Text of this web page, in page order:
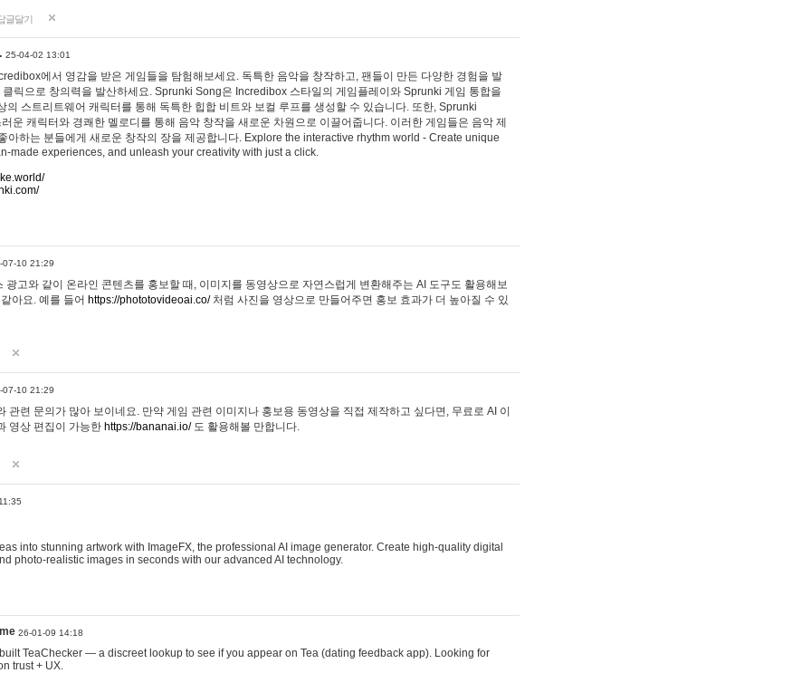
글달기
25-04-02 13:01
에서 영감을 받은 게임들을 탐험해보세요. 독특한 음악을 창작하고, 팬들이 만든 다양한 경험을 발
클릭으로 창의력을 발산하세요. Sprunki Song은 Incredibox 스타일의 게임플레이와 Sprunki 게임 통합을
의 스트리트웨어 캐릭터를 통해 독특한 힙합 비트와 보컬 루프를 생성할 수 있습니다. 또한, Sprunki
운 캐릭터와 경쾌한 멜로디를 통해 음악 창작을 새로운 차원으로 이끌어줍니다. 이러한 게임들은 음악 제
아하는 분들에게 새로운 창작의 장을 제공합니다. Explore the interactive rhythm world - Create unique
made experiences, and unleash your creativity with just a click.
07-10 21:29
광고와 같이 온라인 콘텐츠를 홍보할 때, 이미지를 동영상으로 자연스럽게 변환해주는 AI 도구도 활용해보
아요. 예를 들어 https://phototovideoai.co/처럼 사진을 영상으로 만들어주면 홍보 효과가 더 높아질 수 있
07-10 21:29
관련 문의가 많아 보이네요. 만약 게임 관련 이미지나 홍보용 동영상을 직접 제작하고 싶다면, 무료로 AI 이
영상 편집이 가능한 https://bananai.io/도 활용해볼 만합니다.
into stunning artwork with ImageFX, the professional AI image generator. Create high-quality digital
photo-realistic images in seconds with our advanced AI technology.
26-01-09 14:18
TeaChecker — a discreet lookup to see if you appear on Tea (dating feedback app). Looking for
trust + UX.